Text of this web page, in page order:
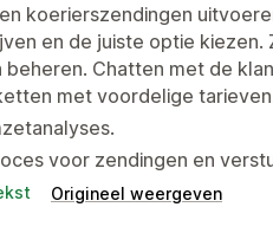
koerierszendingen
en de juiste optie kiezen.
beheren. Chatten met de
met voordelige
voor zendingen en
Origineel weergeven